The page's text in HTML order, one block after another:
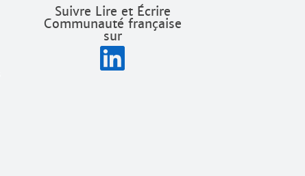
Suivre Lire et Écrire
Communauté française
sur